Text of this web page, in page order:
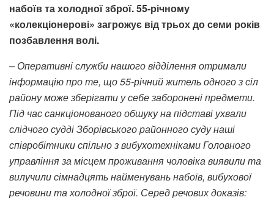
набоїв та холодної зброї.55-річному
«колекціонерові» загрожує від трьох до семи років
позбавлення волі.
– Оперативні служби нашого відділення отримали
інформацію про те, що 55-річний житель одного з сіл
району може зберігати у себе заборонені предмети.
Під час санкціонованого обшуку на підставі ухвали
слідчого судді Зборівського районного суду наші
співробітники спільно з вибухотехніками Головного
управління за місцем проживання чоловіка виявили та
вилучили сімнадцять найменувань набоїв, вибухової
речовини та холодної зброї. Серед речових доказів: